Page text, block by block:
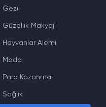
Gezi
Güzellik Makyaj
Hayvanlar Alemi
Moda
Para Kazanma
Sağlık